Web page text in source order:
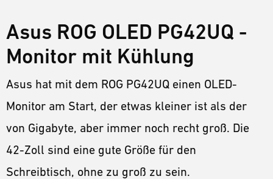
Asus ROG OLED PG42UQ -
Monitor mit Kühlung
Asus hat mit dem ROG PG42UQ einen OLED-
Monitor am Start, der etwas kleiner ist als der
von Gigabyte, aber immer noch recht groß. Die
42-Zoll sind eine gute Größe für den
Schreibtisch, ohne zu groß zu sein.